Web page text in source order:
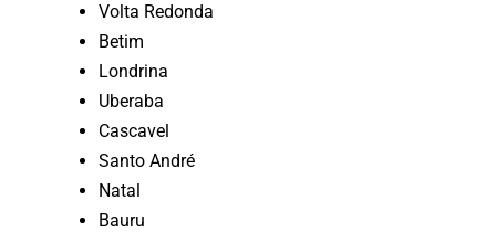
Volta Redonda
Betim
Londrina
Uberaba
Cascavel
Santo André
Natal
Bauru